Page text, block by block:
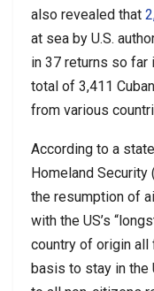
also revealed that
at sea by U.S.
in 37 returns so far
total of 3,411
from various
According to a
Homeland Security
the resumption of
with the US’s
country of origin all
basis to stay in the